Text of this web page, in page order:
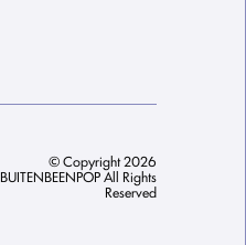
© Copyright 2026
BUITENBEENPOP All Rights
Reserved